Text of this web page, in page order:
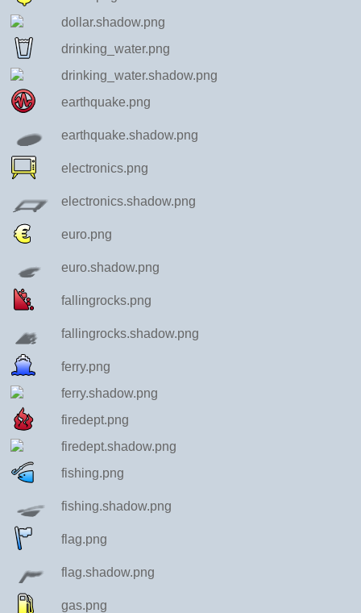
dollar.shadow.png
drinking_water.png
drinking_water.shadow.png
earthquake.png
earthquake.shadow.png
electronics.png
electronics.shadow.png
euro.png
euro.shadow.png
fallingrocks.png
fallingrocks.shadow.png
ferry.png
ferry.shadow.png
firedept.png
firedept.shadow.png
fishing.png
fishing.shadow.png
flag.png
flag.shadow.png
gas.png